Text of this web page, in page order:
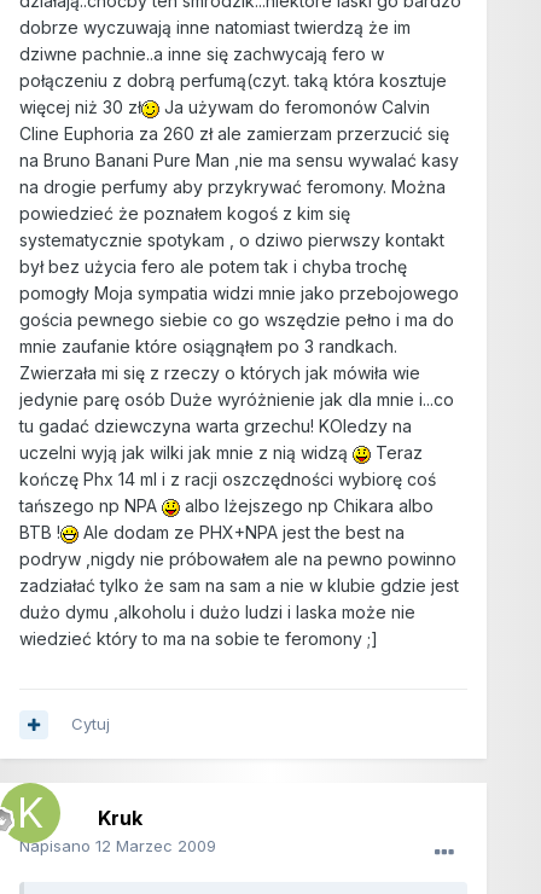
dobrze wyczuwają inne natomiast twierdzą że im
dziwne pachnie..a inne się zachwycają fero w
połączeniu z dobrą perfumą(czyt. taką która kosztuje
więcej niż 30 zł
Ja używam do feromonów Calvin
Cline Euphoria za 260 zł ale zamierzam przerzucić się
na Bruno Banani Pure Man ,nie ma sensu wywalać kasy
na drogie perfumy aby przykrywać feromony. Można
powiedzieć że poznałem kogoś z kim się
systematycznie spotykam , o dziwo pierwszy kontakt
był bez użycia fero ale potem tak i chyba trochę
pomogły Moja sympatia widzi mnie jako przebojowego
gościa pewnego siebie co go wszędzie pełno i ma do
mnie zaufanie które osiągnąłem po 3 randkach.
Zwierzała mi się z rzeczy o których jak mówiła wie
jedynie parę osób Duże wyróżnienie jak dla mnie i...co
tu gadać dziewczyna warta grzechu! KOledzy na
uczelni wyją jak wilki jak mnie z nią widzą
Teraz
kończę Phx 14 ml i z racji oszczędności wybiorę coś
tańszego np NPA
albo lżejszego np Chikara albo
BTB !
Ale dodam ze PHX+NPA jest the best na
podryw ,nigdy nie próbowałem ale na pewno powinno
zadziałać tylko że sam na sam a nie w klubie gdzie jest
dużo dymu ,alkoholu i dużo ludzi i laska może nie
wiedzieć który to ma na sobie te feromony ;]
Cytuj
Kruk
Napisano 12 Marzec 2009